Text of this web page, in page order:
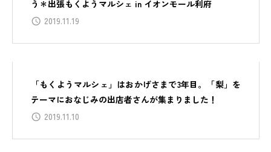
う＊出張もくようマルシェ in イオンモール利府
2019.11.19
「もくようマルシェ」はおかげさまで3年目。「梨」を
テーマにおなじみの出店者さんが集まりました！
2019.11.10